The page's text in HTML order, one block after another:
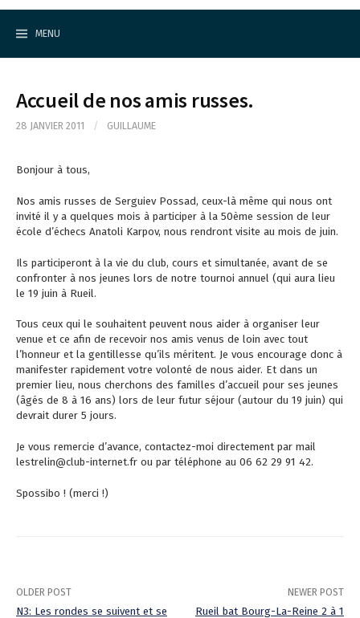
S
MENU
Accueil de nos amis russes.
28 JANVIER 2011 / GUILLAUME
Bonjour à tous,
Nos amis russes de Serguiev Possad, ceux-là même qui nous ont
invité il y a quelques mois à participer à la 50ème session de leur
école d’échecs Anatoli Karpov, nous rendront visite au mois de juin.
Ils participeront à la vie du club, cours et simultanée, avant de se
confronter à nos jeunes lors de notre tournoi annuel (qui aura lieu
le 19 juin à Rueil.
Tous ceux qui le souhaitent peuvent nous aider à organiser leur
venue et ce afin de recevoir nos amis venus de loin avec tout
l’honneur et la gentillesse qu’ils méritent. Je vous encourage donc à
manifester rapidement votre volonté de nous aider. Et dans un
premier lieu, nous cherchons des familles d’accueil pour ses jeunes
(âgés de 8 à 16 ans) lors de leur futur séjour (autour du 19 juin) qui
devrait durer 5 jours.
Je vous remercie d’avance, contactez-moi directement par mail
lestrelin@club-internet.fr ou par téléphone au 06 62 29 91 42.
Spossibo ! (merci !)
OLDER POST
N3: Les rondes se suivent et se
NEWER POST
Rueil bat Bourg-La-Reine 2 à 1